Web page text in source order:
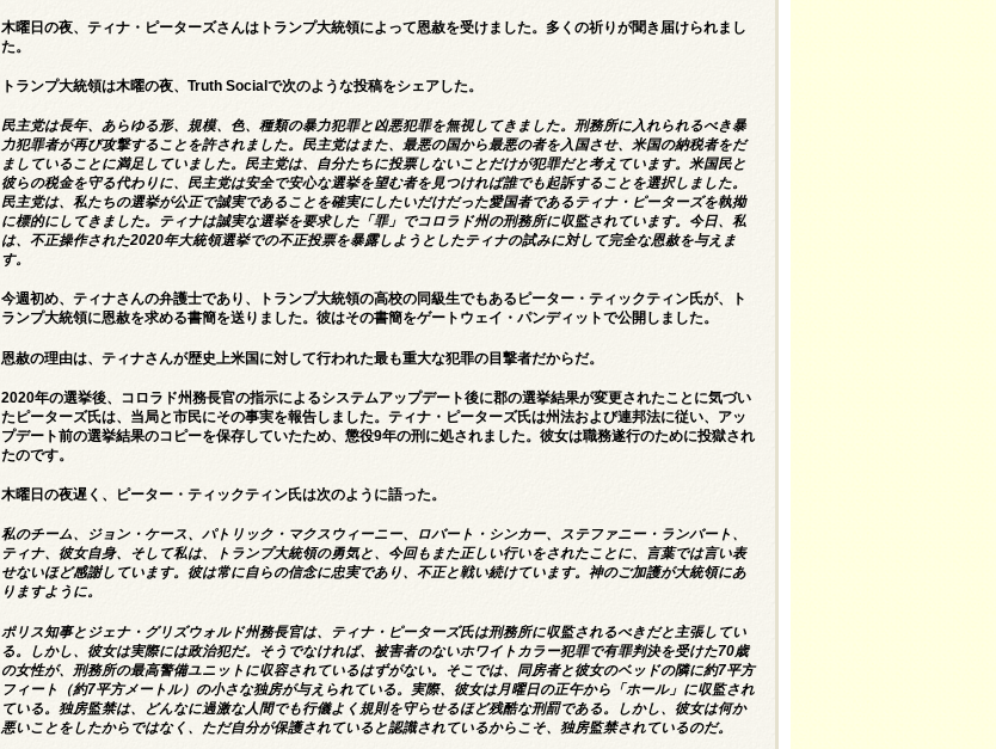
木曜日の夜、ティナ・ピーターズさんはトランプ大統領によって恩赦を受けました。多くの祈りが聞き届けられまし
た。
トランプ大統領は木曜の夜、Truth Socialで次のような投稿をシェアした。
民主党は長年、あらゆる形、規模、色、種類の暴力犯罪と凶悪犯罪を無視してきました。刑務所に入れられるべき暴
力犯罪者が再び攻撃することを許されました。民主党はまた、最悪の国から最悪の者を入国させ、米国の納税者をだ
ましていることに満足していました。民主党は、自分たちに投票しないことだけが犯罪だと考えています。米国民と
彼らの税金を守る代わりに、民主党は安全で安心な選挙を望む者を見つければ誰でも起訴することを選択しました。
民主党は、私たちの選挙が公正で誠実であることを確実にしたいだけだった愛国者であるティナ・ピーターズを執拗
に標的にしてきました。ティナは誠実な選挙を要求した「罪」でコロラド州の刑務所に収監されています。今日、私
は、不正操作された2020年大統領選挙での不正投票を暴露しようとしたティナの試みに対して完全な恩赦を与えま
す。
今週初め、ティナさんの弁護士であり、トランプ大統領の高校の同級生でもあるピーター・ティックティン氏が、ト
ランプ大統領に恩赦を求める書簡を送りました。彼はその書簡をゲートウェイ・パンディットで公開しました。
恩赦の理由は、ティナさんが歴史上米国に対して行われた最も重大な犯罪の目撃者だからだ。
2020年の選挙後、コロラド州務長官の指示によるシステムアップデート後に郡の選挙結果が変更されたことに気づい
たピーターズ氏は、当局と市民にその事実を報告しました。ティナ・ピーターズ氏は州法および連邦法に従い、アッ
プデート前の選挙結果のコピーを保存していたため、懲役9年の刑に処されました。彼女は職務遂行のために投獄され
たのです。
木曜日の夜遅く、ピーター・ティックティン氏は次のように語った。
私のチーム、ジョン・ケース、パトリック・マクスウィーニー、ロバート・シンカー、ステファニー・ランバート、
ティナ、彼女自身、そして私は、トランプ大統領の勇気と、今回もまた正しい行いをされたことに、言葉では言い表
せないほど感謝しています。彼は常に自らの信念に忠実であり、不正と戦い続けています。神のご加護が大統領にあ
りますように。
ポリス知事とジェナ・グリズウォルド州務長官は、ティナ・ピーターズ氏は刑務所に収監されるべきだと主張してい
る。しかし、彼女は実際には政治犯だ。そうでなければ、被害者のないホワイトカラー犯罪で有罪判決を受けた70歳
の女性が、刑務所の最高警備ユニットに収容されているはずがない。そこでは、同房者と彼女のベッドの隣に約7平方
フィート（約7平方メートル）の小さな独房が与えられている。実際、彼女は月曜日の正午から「ホール」に収監され
ている。独房監禁は、どんなに過激な人間でも行儀よく規則を守らせるほど残酷な刑罰である。しかし、彼女は何か
悪いことをしたからではなく、ただ自分が保護されていると認識されているからこそ、独房監禁されているのだ。